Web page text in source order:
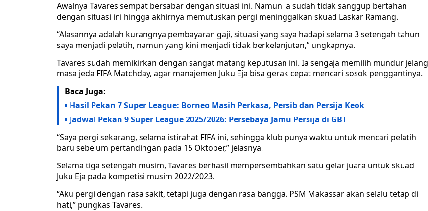
Awalnya Tavares sempat bersabar dengan situasi ini. Namun ia sudah tidak sanggup bertahan
dengan situasi ini hingga akhirnya memutuskan pergi meninggalkan skuad Laskar Ramang.
“Alasannya adalah kurangnya pembayaran gaji, situasi yang saya hadapi selama 3 setengah tahun
saya menjadi pelatih, namun yang kini menjadi tidak berkelanjutan,” ungkapnya.
Tavares sudah memikirkan dengan sangat matang keputusan ini. Ia sengaja memilih mundur jelang
masa jeda FIFA Matchday, agar manajemen Juku Eja bisa gerak cepat mencari sosok penggantinya.
Baca Juga:
Hasil Pekan 7 Super League: Borneo Masih Perkasa, Persib dan Persija Keok
Jadwal Pekan 9 Super League 2025/2026: Persebaya Jamu Persija di GBT
“Saya pergi sekarang, selama istirahat FIFA ini, sehingga klub punya waktu untuk mencari pelatih
baru sebelum pertandingan pada 15 Oktober,” jelasnya.
Selama tiga setengah musim, Tavares berhasil mempersembahkan satu gelar juara untuk skuad
Juku Eja pada kompetisi musim 2022/2023.
“Aku pergi dengan rasa sakit, tetapi juga dengan rasa bangga. PSM Makassar akan selalu tetap di
hati,” pungkas Tavares.